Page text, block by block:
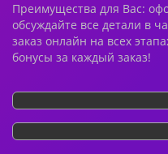
Преимущества для Вас:
обсуждайте все детали в
заказ онлайн на всех
бонусы за каждый заказ!